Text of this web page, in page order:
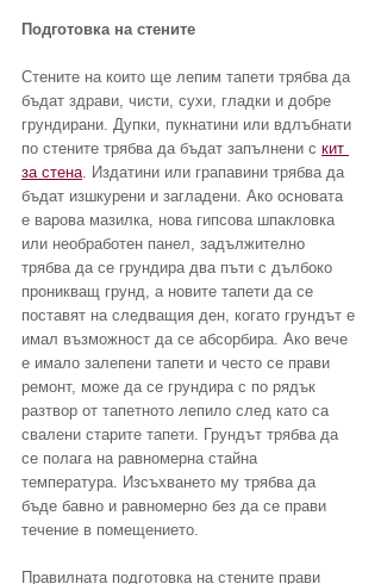
Подготовка на стените
Стените на които ще лепим тапети трябва да
бъдат здрави, чисти, сухи, гладки и добре
грундирани. Дупки, пукнатини или вдлъбнати
по стените трябва да бъдат запълнени с кит
за стена . Издатини или грапавини трябва да
бъдат изшкурени и загладени. Ако основата
е варова мазилка, нова гипсова шпакловка
или необработен панел, задължително
трябва да се грундира два пъти с дълбоко
проникващ грунд, а новите тапети да се
поставят на следващия ден, когато грундът е
имал възможност да се абсорбира. Ако вече
е имало залепени тапети и често се прави
ремонт, може да се грундира с по рядък
разтвор от тапетното лепило след като са
свалени старите тапети. Грундът трябва да
се полага на равномерна стайна
температура. Изсъхването му трябва да
бъде бавно и равномерно без да се прави
течение в помещението.
Правилната подготовка на стените прави